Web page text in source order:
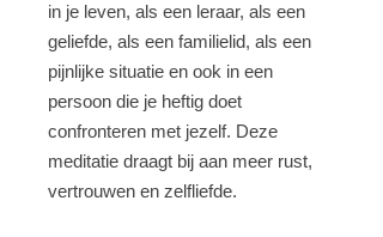
in je leven, als een leraar, als een
geliefde, als een familielid, als een
pijnlijke situatie en ook in een
persoon die je heftig doet
confronteren met jezelf. Deze
meditatie draagt bij aan meer rust,
vertrouwen en zelfliefde.